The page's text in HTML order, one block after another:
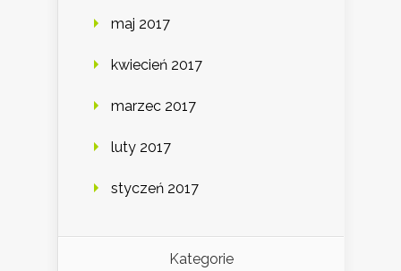
maj 2017
kwiecień 2017
marzec 2017
luty 2017
styczeń 2017
Kategorie